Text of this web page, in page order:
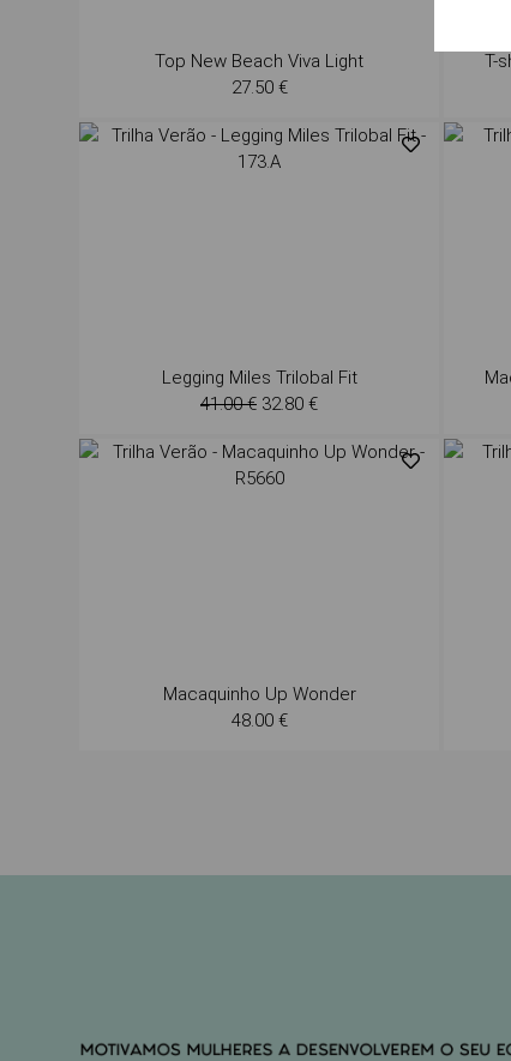
Top New Beach Viva Light
27.50 €
T-
Legging Miles Trilobal Fit
41.00 € 32.80 €
Macaquinho Up Wonder
48.00 €